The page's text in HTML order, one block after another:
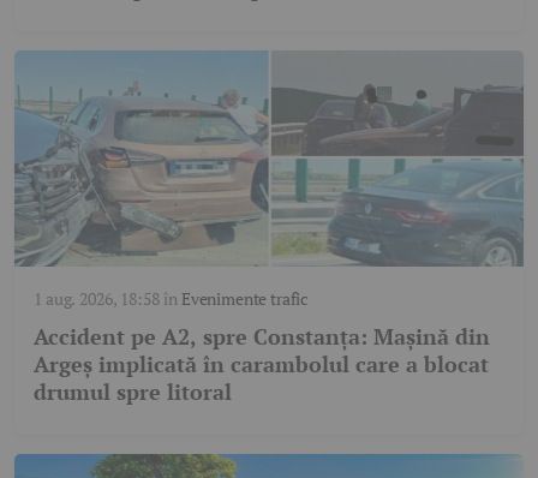
1 aug. 2026, 18:58în Evenimente trafic
Accident pe A2, spre Constanța: Mașină din
Argeș implicată în carambolul care a blocat
drumul spre litoral